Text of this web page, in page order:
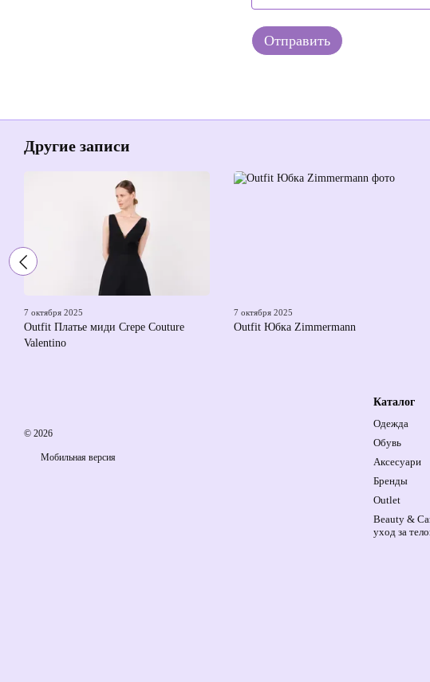
Отправить
Другие записи
7 октября 2025
Outfit Платье миди Crepe Couture
Valentino
7 октября 2025
Outfit Юбка Zimmermann
© 2026
Мобильная версия
Каталог
Одежда
Обувь
Аксесуари
Бренды
Outlet
Beauty &
уход за